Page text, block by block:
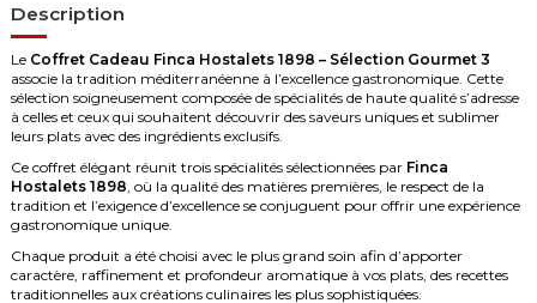
Description
Le Coffret Cadeau Finca Hostalets 1898 – Sélection Gourmet 3
associe la tradition méditerranéenne à l’excellence gastronomique. Cette
sélection soigneusement composée de spécialités de haute qualité s’adresse
à celles et ceux qui souhaitent découvrir des saveurs uniques et sublimer
leurs plats avec des ingrédients exclusifs.
Ce coffret élégant réunit trois spécialités sélectionnées par Finca
Hostalets 1898, où la qualité des matières premières, le respect de la
tradition et l’exigence d’excellence se conjuguent pour offrir une expérience
gastronomique unique.
Chaque produit a été choisi avec le plus grand soin afin d’apporter
caractère, raffinement et profondeur aromatique à vos plats, des recettes
traditionnelles aux créations culinaires les plus sophistiquées.